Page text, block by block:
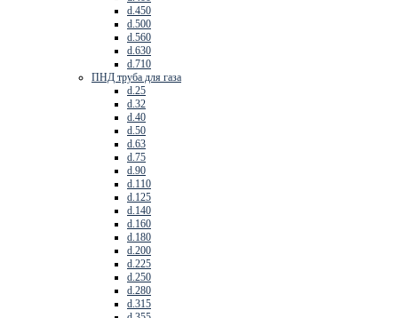
d.450
d.500
d.560
d.630
d.710
ПНД труба для газа
d.25
d.32
d.40
d.50
d.63
d.75
d.90
d.110
d.125
d.140
d.160
d.180
d.200
d.225
d.250
d.280
d.315